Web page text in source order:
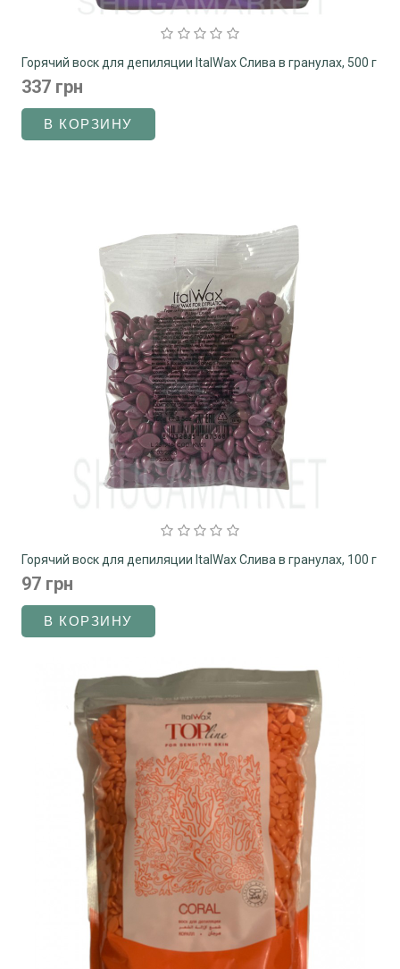
Горячий воск для депиляции ItalWax Слива в гранулах, 500 г
337 грн
Горячий воск для депиляции ItalWax Слива в гранулах, 100 г
97 грн